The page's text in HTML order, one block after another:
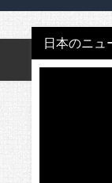
日本のニュ